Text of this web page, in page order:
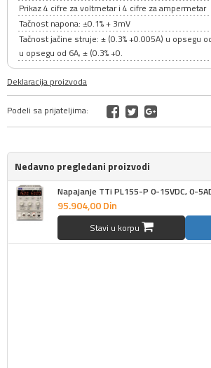
Prikaz 4 cifre za voltmetar i 4 cifre za ampermetar
Tačnost napona: ±0.1% + 3mV
Tačnost jačine struje: ± (0.3% +0.005A) u opsegu
u opsegu od 6A, ± (0.3% +0.
Deklaracija proizvoda
Podeli sa prijateljima:
Nedavno pregledani proizvodi
Napajanje TTi PL155-P 0-15VDC, 0-
95.904,00Din
Stavi u korpu